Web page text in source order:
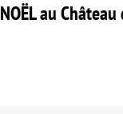
NOËL au